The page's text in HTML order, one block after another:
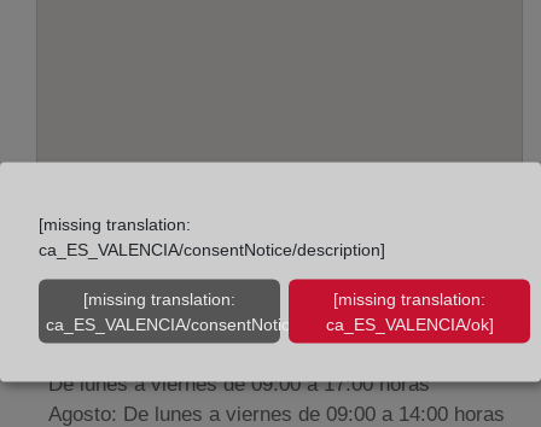
Adreça:
Pasaje del Molinillo, s/n, 23400
Horario:
De lunes a viernes de 09:00 a 17:00 horas
Agosto: De lunes a viernes de 09:00 a 14:00 horas
[missing translation:
ca_ES_VALENCIA/consentNotice/description]
[missing translation:
ca_ES_VALENCIA/consentNotice/learnMore]
[missing translation:
ca_ES_VALENCIA/ok]